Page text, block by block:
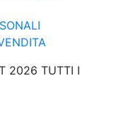
2026 TUTTI I